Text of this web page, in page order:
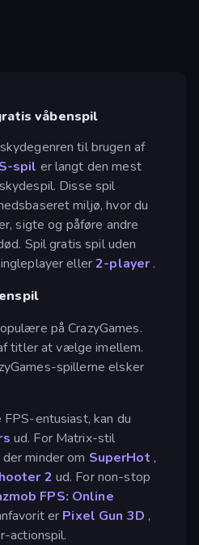
våbenspil
til brugen af
spil er langt den mest
Disse spil
miljø, hvor du
sigte og påføre andre
Spil gratis spil uden
eller2-player .
på CrazyGames.
titler at vælge imellem.
spillerne elsker
FPS-entusiast, kan du
ud. For Matrix-stil
minder om SuperHot ,
2 ud. For non-stop
FPS: Online
er Pixel Gun 3D ,
actionspil.